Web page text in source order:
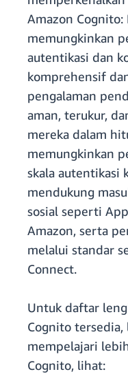
Amazon Cognito:
memungkinkan
autentikasi dan
komprehensif
pengalaman
aman, terukur,
mereka dalam
memungkinkan
skala autentikasi
mendukung
sosial seperti
Amazon, serta
melalui standar
Connect.
Untuk daftar
Cognito tersedia,
mempelajari
Cognito, lihat: